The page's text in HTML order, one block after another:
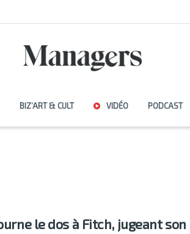
BIZ’ART & CULT VIDÉO PODCAST
le dos à Fitch, jugeant son